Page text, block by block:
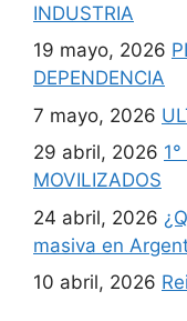
INDUSTRIA
19 mayo, 2026
DEPENDENCIA
7 mayo, 2026
29 abril, 2026
MOVILIZADOS
24 abril, 2026
masiva en
10 abril, 2026